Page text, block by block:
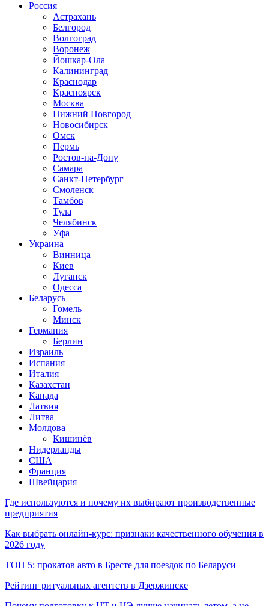
Россия
Астрахань
Белгород
Волгоград
Воронеж
Йошкар-Ола
Калининград
Краснодар
Красноярск
Москва
Нижний Новгород
Новосибирск
Омск
Пермь
Ростов-на-Дону
Самара
Санкт-Петербург
Смоленск
Тамбов
Тула
Челябинск
Уфа
Украина
Винница
Киев
Луганск
Одесса
Беларусь
Гомель
Минск
Германия
Берлин
Израиль
Испания
Италия
Казахстан
Канада
Латвия
Литва
Молдова
Кишинёв
Нидерланды
США
Франция
Швейцария
Где используются и почему их выбирают производственные
предприятия
Как выбрать онлайн-курс: признаки качественного обучения в
2026 году
ТОП 5: прокатов авто в Бресте для поездок по Беларуси
Рейтинг ритуальных агентств в Дзержинске